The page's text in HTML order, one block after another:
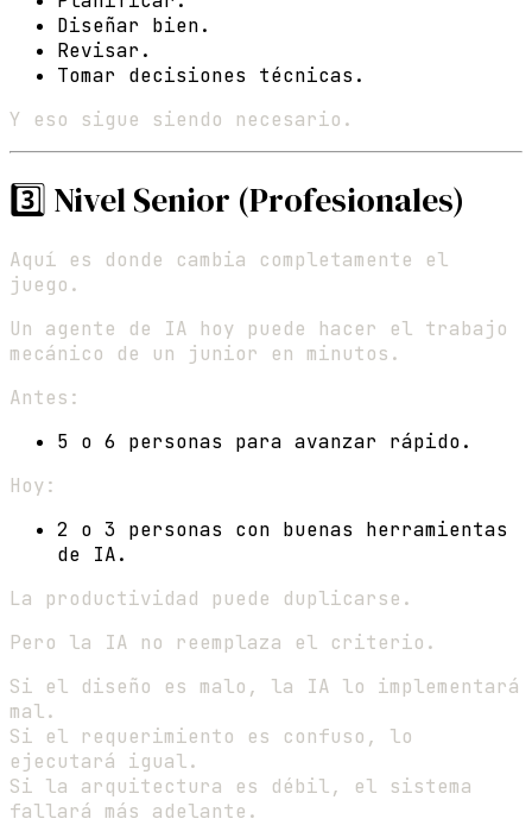
Diseñar bien.
Revisar.
Tomar decisiones técnicas.
Y eso sigue siendo necesario.
3️⃣ Nivel Senior (Profesionales)
Aquí es donde cambia completamente el
juego.
Un agente de IA hoy puede hacer el trabajo
mecánico de un junior en minutos.
Antes:
5 o 6 personas para avanzar rápido.
Hoy:
2 o 3 personas con buenas herramientas
de IA.
La productividad puede duplicarse.
Pero la IA no reemplaza el criterio.
Si el diseño es malo, la IA lo implementará
mal.
Si el requerimiento es confuso, lo
ejecutará igual.
Si la arquitectura es débil, el sistema
fallará más adelante.